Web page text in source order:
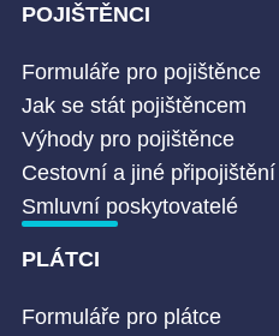
POJIŠTĚNCI
Formuláře pro pojištěnce
Jak se stát pojištěncem
Výhody pro pojištěnce
Cestovní a jiné připojištění
Smluvní poskytovatelé
PLÁTCI
Formuláře pro plátce